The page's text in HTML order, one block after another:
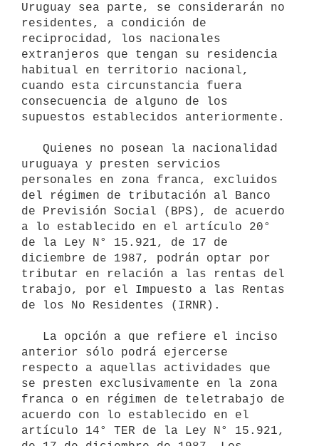
Uruguay sea parte, se considerarán no
residentes, a condición de
reciprocidad, los nacionales
extranjeros que tengan su residencia
habitual en territorio nacional,
cuando esta circunstancia fuera
consecuencia de alguno de los
supuestos establecidos anteriormente.
uruguaya y presten servicios
personales en zona franca, excluidos
del régimen de tributación al Banco
de Previsión Social (BPS), de acuerdo
a lo establecido en el artículo 20°
de la Ley N° 15.921, de 17 de
diciembre de 1987, podrán optar por
tributar en relación a las rentas del
trabajo, por el Impuesto a las Rentas
de los No Residentes (IRNR).
anterior sólo podrá ejercerse
respecto a aquellas actividades que
se presten exclusivamente en la zona
franca o en régimen de teletrabajo de
acuerdo con lo establecido en el
artículo 14° TER de la Ley N° 15.921,